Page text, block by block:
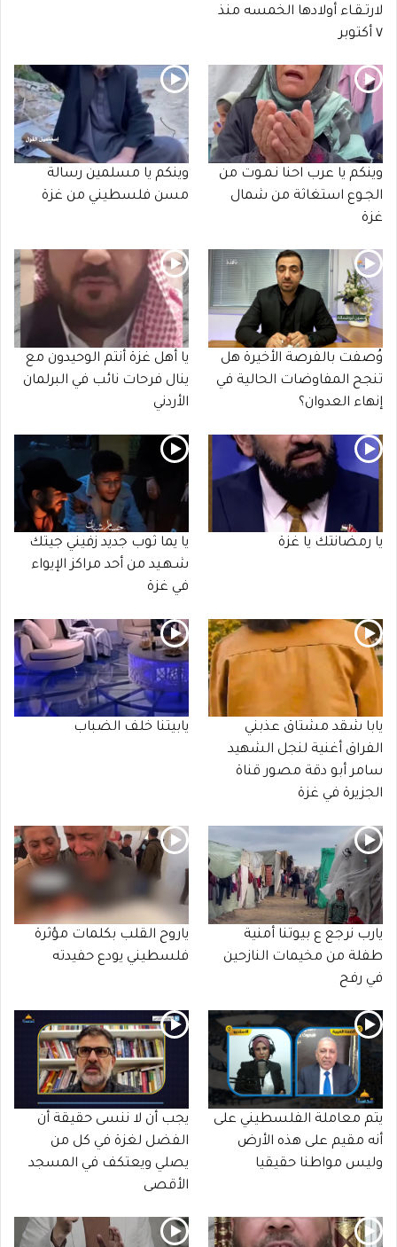
لارتـقـاء أولادها الخمسه منذ
٧ أكتوبر
وينكم يا عرب احنا نـمـوت من
الجـوع استغاثة من شمال
غزة
وينكم يا مسلمين رسالة
مسن فلسطيني من غزة
وُصفت بالفرصة الأخيرة هل
تنجح المفاوضات الحالية في
إنهاء العدوان؟
يا أهل غزة أنتم الوحيدون مع
ينال فرحات نائب في البرلمان
الأردني
يا رمضانتك يا غزة
يا يما ثوب جديد زفيني جيتك
شـهـيد من أحد مراكز الإيواء
في غزة
يابا شقد مشتاق عذبني
الفراق أغنية لنجل الشهيد
سامر أبو دقة مصور قناة
الجزيرة في غزة
يابيتنا خلف الضباب
يارب نرجع ع بيوتنا أمنية
طفلة من مخيمات النازحين
في رفح
ياروح القلب بكلمات مؤثرة
فلسطيني يودع حفيدته
يتم معاملة الفلسطيني على
أنه مقيم على هذه الأرض
وليس مواطنا حقيقيا
يجب أن لا ننسى حقيقة أن
الفضل لغزة في كل من
يصلي ويعتكف في المسجد
الأقصى